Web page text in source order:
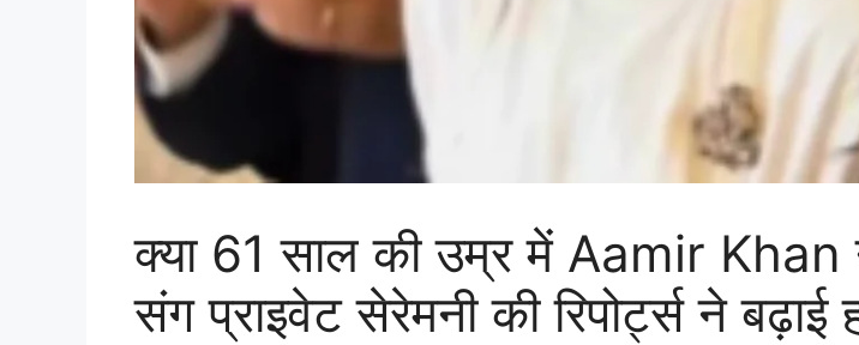
क्या 61 साल की उम्र में Aamir Khan ने
संग प्राइवेट सेरेमनी की रिपोर्ट्स ने